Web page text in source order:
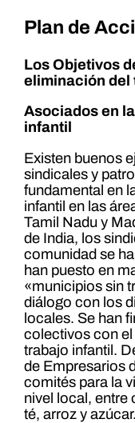
Plan de
Los Objetivos
eliminación del
Asociados en
infantil
Existen buenos
sindicales y
fundamental en
infantil en las
Tamil Nadu y
de India, los
comunidad se
han puesto en
«municipios sin
diálogo con los
locales. Se han
colectivos con el
trabajo infantil.
de Empresarios
comités para la
nivel local, entre
té, arroz y azúcar.